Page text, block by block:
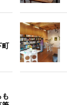
町
も